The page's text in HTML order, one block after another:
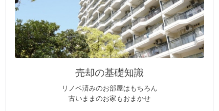
売却の基礎知識
リノベ済みのお部屋はもちろん
古いままのお家もおまかせ